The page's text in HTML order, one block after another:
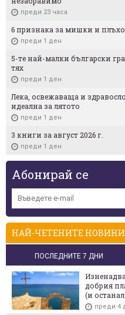
преди 23 часа
6 признака за мишки и
преди 1 ден
5-те най-малки български
тях
преди 1 ден
Лека, освежаваща и
идеална за лятото
преди 1 ден
3 книги за август 2026 г.
преди 1 ден
Абонирай се
НАЙ-ЧЕТЕНИТЕ НОВИНИ
ПОСЛЕДНИТЕ 7 ДНИ
добрия
(и
преди 4